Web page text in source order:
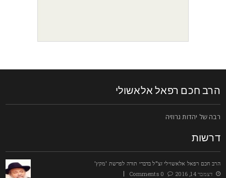
חכם רפאל אלאשולי
של יהדות גרוזיה
חכם רפאל אלאשוילי זצ"ל בדברי תורה לפרשת 'מקץ'
דצמבר 14, 2016
0 Comments